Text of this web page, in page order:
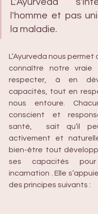
L'Ayurveda
l'homme et pas
la maladie.
L’Ayurveda nous permet
connaître notre vraie
respecter, à en
capacités, tout en
nous entoure.
conscient et
santé,  sait qu’il
activement et
bien-être tout
ses capacités
incarnation . Elle
des principes suivants :